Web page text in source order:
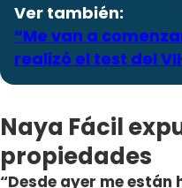
Ver también:
“Me van a
realizó el test del
Naya Fácil
propiedades
“Desde ayer me